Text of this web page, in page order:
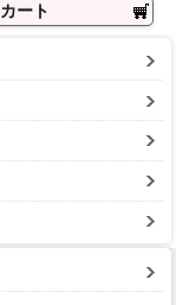
カート